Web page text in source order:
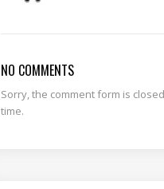
NO COMMENTS
Sorry, the comment form is
time.